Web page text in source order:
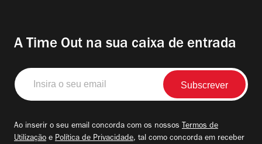
A Time Out na sua caixa de entrada
Insira
o
seu
Ao inserir o seu email concorda com os nossos Termos de
Utilização e Política de Privacidade, tal como concorda em receber